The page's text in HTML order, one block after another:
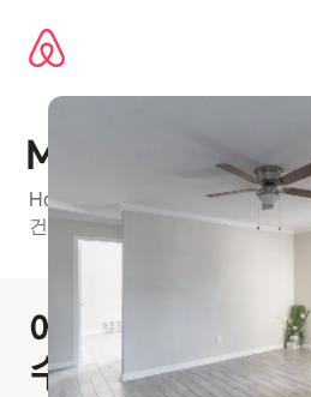
바로가기
Monaco Villas
Houston Metro에 있는 에어비앤
건물, 이용 가능한 유형: 침실 1개,
에어비앤비 호
수입을 올리실